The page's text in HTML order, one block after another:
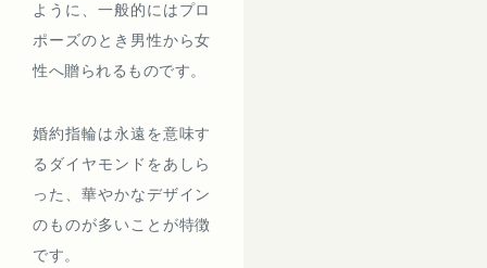
ように、一般的にはプロ
ポーズのとき男性から女
性へ贈られるものです。
婚約指輪は永遠を意味す
るダイヤモンドをあしら
った、華やかなデザイン
のものが多いことが特徴
です。